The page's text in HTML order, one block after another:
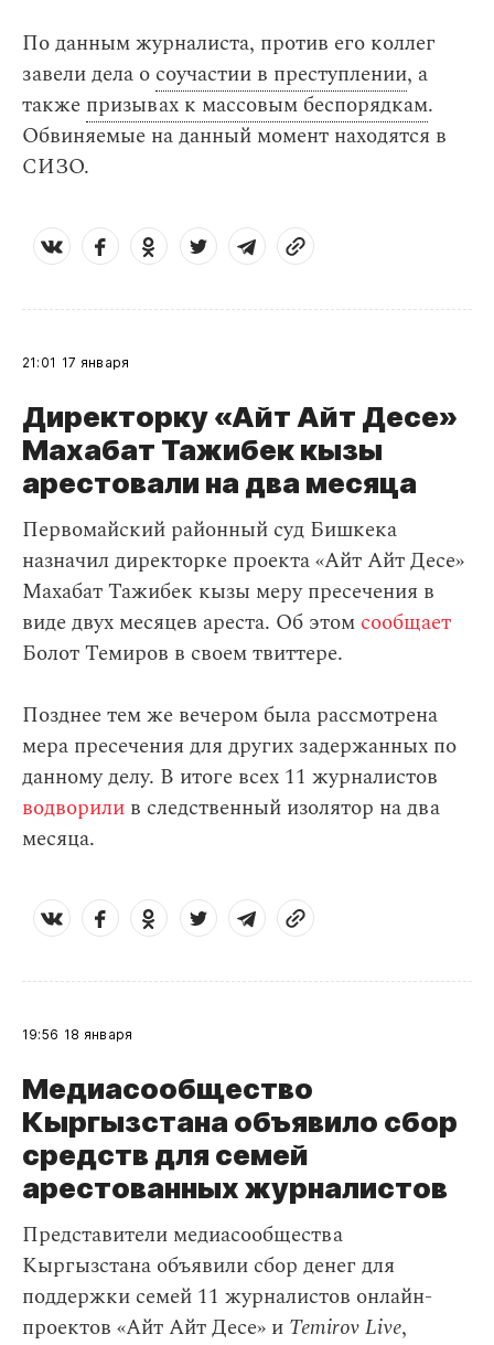
По данным журналиста, против его коллег
завели дела о соучастии в преступлении, а
также призывах к массовым беспорядкам.
Обвиняемые на данный момент находятся в
СИЗО.
21:01 17 января
Директорку «Айт Айт Десе»
Махабат Тажибек кызы
арестовали на два месяца
Первомайский районный суд Бишкека
назначил директорке проекта «Айт Айт Десе»
Махабат Тажибек кызы меру пресечения в
виде двух месяцев ареста. Об этом сообщает
Болот Темиров в своем твиттере.
Позднее тем же вечером была рассмотрена
мера пресечения для других задержанных по
данному делу. В итоге всех 11 журналистов
водворили в следственный изолятор на два
месяца.
19:56 18 января
Медиасообщество
Кыргызстана объявило сбор
средств для семей
арестованных журналистов
Представители медиасообщества
Кыргызстана объявили сбор денег для
поддержки семей 11 журналистов онлайн-
проектов «Айт Айт Десе» и Temirov Live,